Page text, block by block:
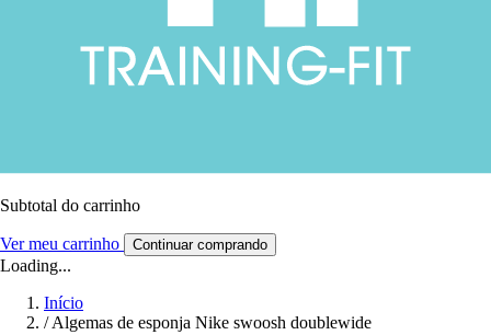
Subtotal do carrinho
Ver meu carrinho Continuar comprando
Loading...
Início
/ Algemas de esponja Nike swoosh doublewide